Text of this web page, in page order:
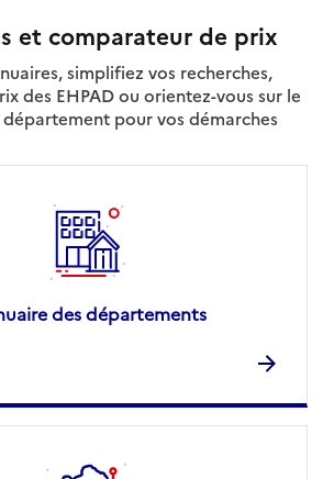
et comparateur de prix
simplifiez vos recherches,
des EHPAD ou orientez-vous sur le
pour vos démarches
des départements